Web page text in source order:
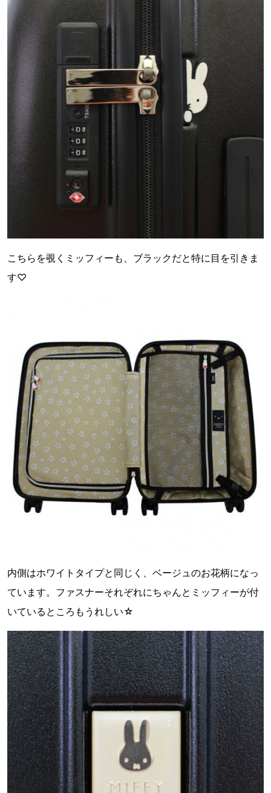
こちらを覗くミッフィーも、ブラックだと特に目を引きま
す♡
内側はホワイトタイプと同じく、ベージュのお花柄になっ
ています。ファスナーそれぞれにちゃんとミッフィーが付
いているところもうれしい☆